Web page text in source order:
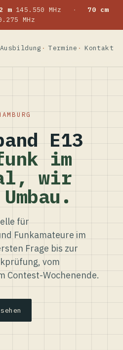
2 m145.550 MHz ·
70 cm
MHz
Ausbildung Termine Kontakt
E13
im
wir
für
Funkamateure im
Frage bis zur
vom
Contest-Wochenende.